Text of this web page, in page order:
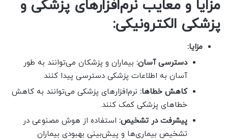
مزایا و معایب نرم‌افزارهای پزشکی و
پزشکی الکترونیکی:
مزایا:
دسترسی آسان: بیماران و پزشکان می‌توانند به طور
آسان به اطلاعات پزشکی دسترسی پیدا کنند.
کاهش خطاها: نرم‌افزارهای پزشکی می‌توانند به کاهش
خطاهای پزشکی کمک کنند.
پیشرفت در تشخیص: استفاده از هوش مصنوعی در
تشخیص بیماری‌ها و پیش‌بینی بهبودی بیماران